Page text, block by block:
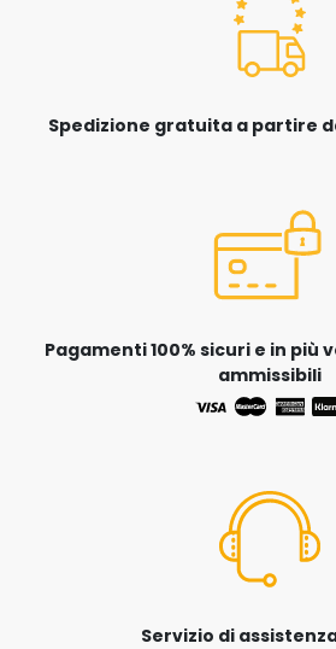
Spedizione gratuita a partire
Pagamenti 100% sicuri e in più
ammissibili
Servizio di